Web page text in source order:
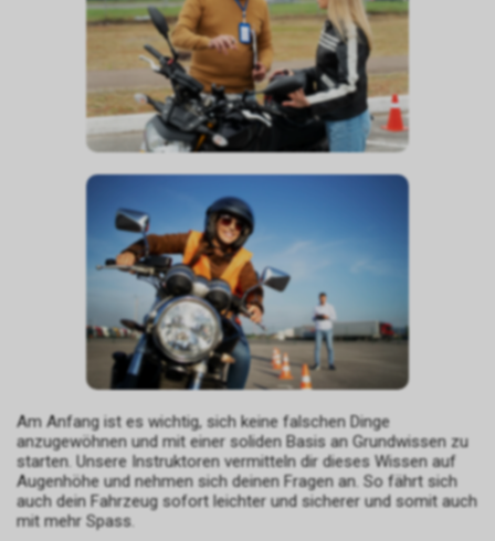
Am Anfang ist es wichtig, sich keine falschen Dinge
anzugewöhnen und mit einer soliden Basis an Grundwissen zu
starten. Unsere Instruktoren vermitteln dir dieses Wissen auf
Augenhöhe und nehmen sich deinen Fragen an. So fährt sich
auch dein Fahrzeug sofort leichter und sicherer und somit auch
mit mehr Spass.